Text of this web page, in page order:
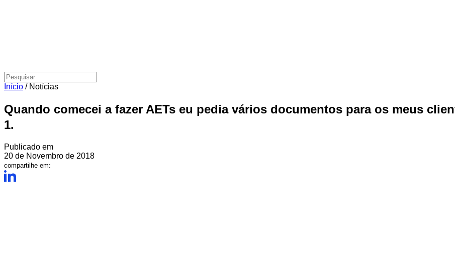
Início / Notícias
Quando comecei a fazer AETs eu pedia vários documentos para os meus
1.
Publicado em
20 de Novembro de 2018
compartilhe em: